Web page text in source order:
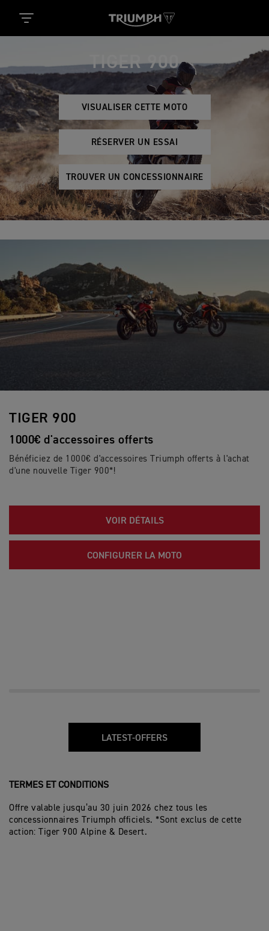
TIGER 900
VISUALISER CETTE MOTO
RÉSERVER UN ESSAI
TROUVER UN CONCESSIONNAIRE
TIGER 900
1000€ d'accessoires offerts
Bénéficiez de 1000€ d'accessoires Triumph offerts à l'achat
d'une nouvelle Tiger 900*!
VOIR DÉTAILS
CONFIGURER LA MOTO
LATEST-OFFERS
TERMES ET CONDITIONS
Offre valable jusqu’au 30 juin 2026 chez tous les
concessionnaires Triumph officiels. *Sont exclus de cette
action: Tiger 900 Alpine & Desert.